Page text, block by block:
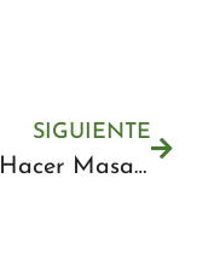
SIGUIENTE
Cómo Hacer Masajes en los Pies: Guía Completa Paso a Paso